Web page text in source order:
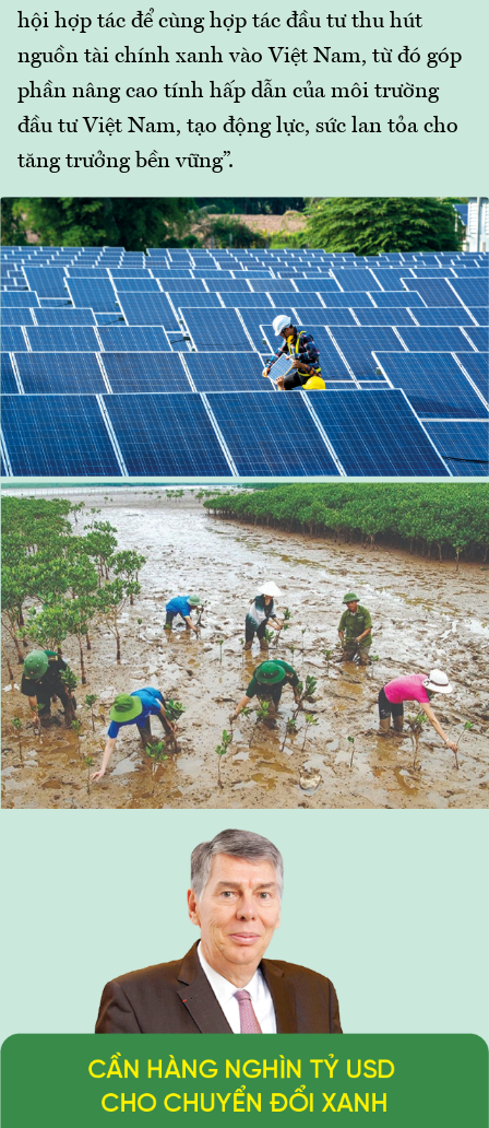
hội hợp tác để cùng hợp tác đầu tư thu hút
nguồn tài chính xanh vào Việt Nam, từ đó góp
phần nâng cao tính hấp dẫn của môi trường
đầu tư Việt Nam, tạo động lực, sức lan tỏa cho
tăng trưởng bền vững”.